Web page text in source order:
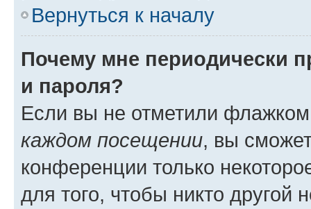
Вернуться к началу
Почему мне периодически
и пароля?
Если вы не отметили
каждом посещении, вы
конференции только
для того, чтобы никто другой